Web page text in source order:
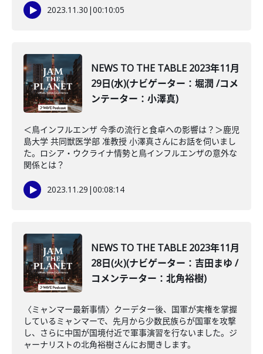
2023.11.30 |00:10:05
NEWS TO THE TABLE 2023年11月
29日(水)(ナビゲーター：堀潤 /コメ
ンテーター：小澤真)
＜鳥インフルエンザ 今季の流行と食卓への影響は？＞鹿児
島大学 共同獣医学部 准教授 小澤真さんにお話を伺いまし
た。ロシア・ウクライナ情勢と鳥インフルエンザの意外な
関係とは？
2023.11.29 |00:08:14
NEWS TO THE TABLE 2023年11月
28日(火)(ナビゲーター：吉田まゆ /
コメンテーター：北角裕樹)
〈ミャンマー最新事情〉クーデター後、国軍が実権を掌握
しているミャンマーで、先月から少数民族らが国軍を攻撃
し、さらに中国が国境付近で軍事演習を行ないました。ジ
ャーナリストの北角裕樹さんにお聞きします。